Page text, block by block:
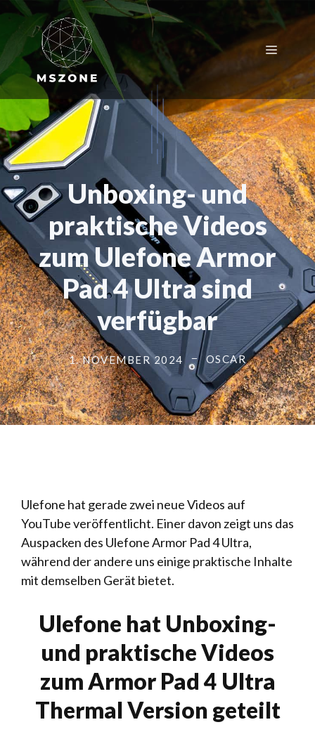
Zum
Inhalt
springen
Menü
Unboxing- und
praktische Videos
zum Ulefone Armor
Pad 4 Ultra sind
verfügbar
1. NOVEMBER 2024 OSCAR
Ulefone hat gerade zwei neue Videos auf
YouTube veröffentlicht. Einer davon zeigt uns das
Auspacken des Ulefone Armor Pad 4 Ultra,
während der andere uns einige praktische Inhalte
mit demselben Gerät bietet.
Ulefone hat Unboxing-
und praktische Videos
zum Armor Pad 4 Ultra
Thermal Version geteilt